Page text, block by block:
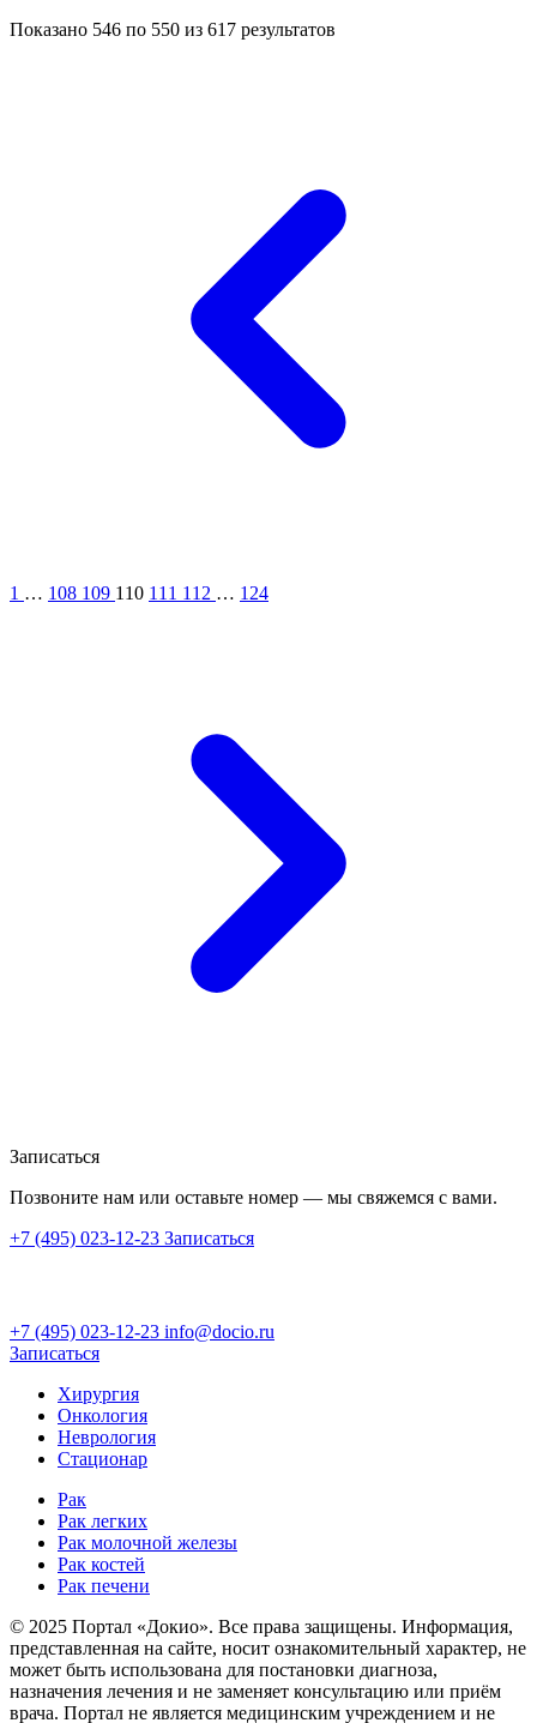
Показано 546 по 550 из 617 результатов
1 … 108 109 110 111 112 … 124
Записаться
Позвоните нам или оставьте номер — мы свяжемся с вами.
+7 (495) 023-12-23 Записаться
+7 (495) 023-12-23 info@docio.ru
Записаться
Хирургия
Онкология
Неврология
Стационар
Рак
Рак легких
Рак молочной железы
Рак костей
Рак печени
© 2025 Портал «Докио». Все права защищены. Информация,
представленная на сайте, носит ознакомительный характер, не
может быть использована для постановки диагноза,
назначения лечения и не заменяет консультацию или приём
врача. Портал не является медицинским учреждением и не